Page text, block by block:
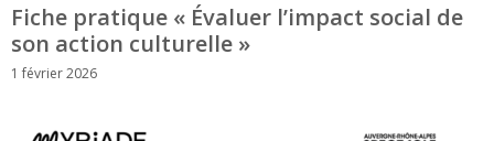
Fiche pratique « Évaluer l’impact social de
son action culturelle »
1 février 2026